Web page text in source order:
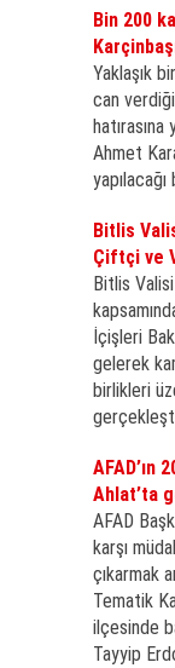
Bin 200
Yaklaşık
can
Ahmet
Bitlis
Çiftçi ve
Bitlis
İçişleri
gelerek
birlikleri
AFAD’ın
Ahlat’ta
AFAD
karşı
çıkarmak
Tematik
ilçesinde
Tayyip